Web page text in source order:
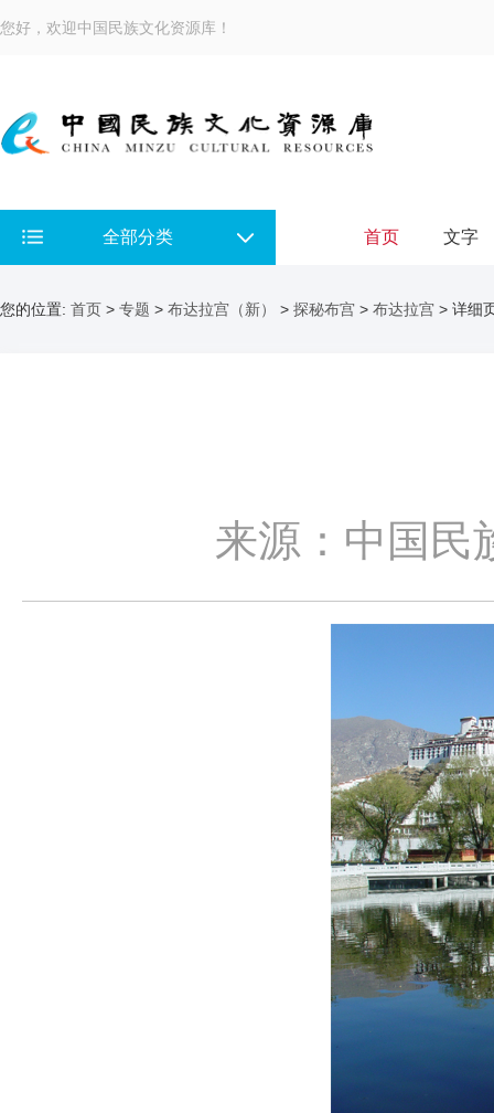
您好，欢迎中国民族文化资源库！
全部分类 首页 文字
您的位置: 首页 > 专题 > 布达拉宫（新） > 探秘布宫 > 布达拉宫 > 详细
来源：中国民